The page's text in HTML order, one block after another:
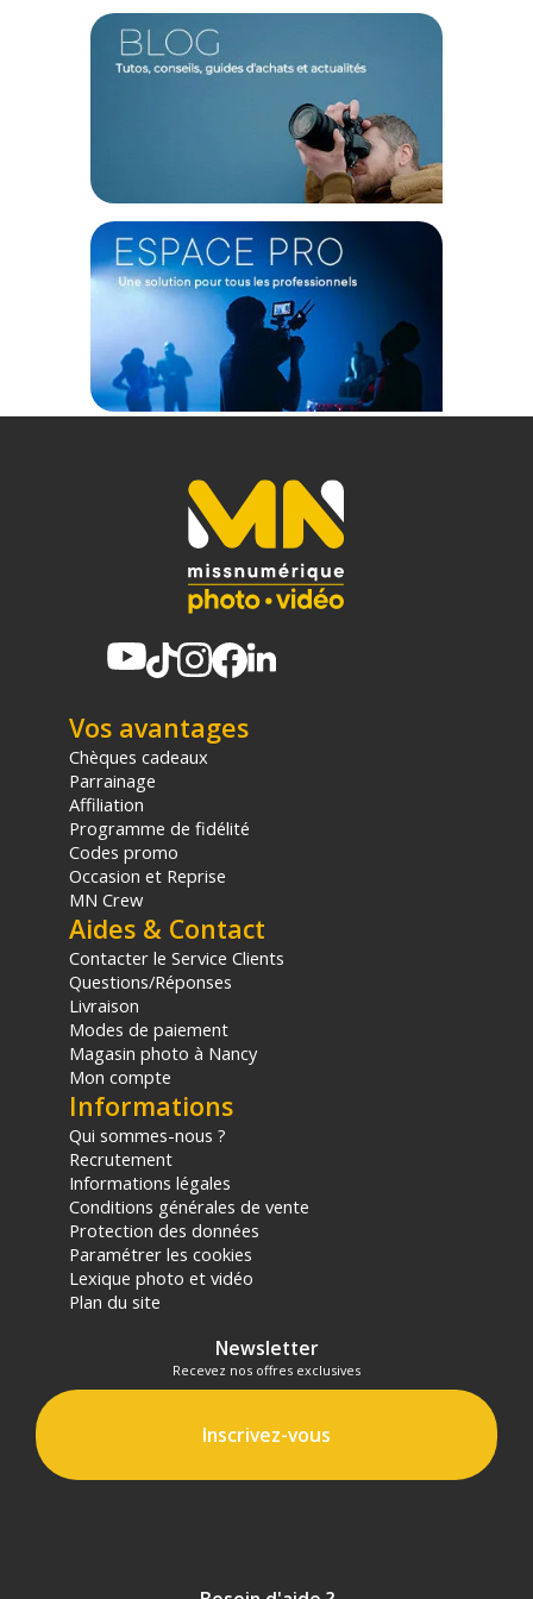
Code EAN SAMYANG 8 mm f/2.8 monture FUJI X noir :
8809298882440
d'achat, sur la base d'une expédition Chronopost 24H vers un point
relais situé en France continentale uniquement, valable uniquement
sur les produits de moins de 1m et moins de 20Kg.
(2) Sous réserve d'éligibilité.
(3) Nombre de points Fidélité estimés, hors remises au panier, basé
sur le prix TTC en €, les points seront effectivement calculés dans le
Vos avantages
Chèques cadeaux
Parrainage
Affiliation
Programme de fidélité
Codes promo
Occasion et Reprise
MN Crew
Aides & Contact
Contacter le Service Clients
Questions/Réponses
Livraison
Modes de paiement
Magasin photo à Nancy
Mon compte
Informations
Qui sommes-nous ?
Recrutement
Informations légales
Conditions générales de vente
Protection des données
Paramétrer les cookies
Lexique photo et vidéo
Plan du site
Newsletter
Recevez nos offres exclusives
Inscrivez-vous